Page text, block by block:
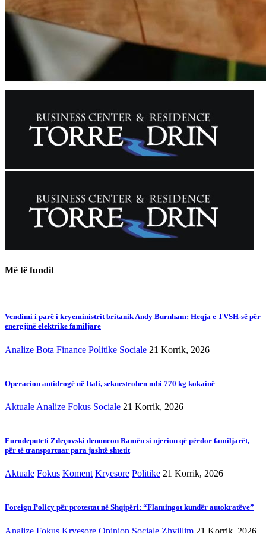
Më të fundit
Vendimi i parë i kryeministrit britanik Andy Burnham: Heqja e TVSH-së për
energjinë elektrike familjare
Analize Bota Finance Politike Sociale 21 Korrik, 2026
Operacion antidrogë në Itali, sekuestrohen mbi 770 kg kokainë
Aktuale Analize Fokus Sociale 21 Korrik, 2026
Eurodeputeti Zdeçovski denoncon Ramën si njeriun që përdor familjarët,
për të transportuar para jashtë shtetit
Aktuale Fokus Koment Kryesore Politike 21 Korrik, 2026
Foreign Policy për protestat në Shqipëri: “Flamingot kundër autokratëve”
Analize Fokus Kryesore Opinion Sociale Zhvillim 21 Korrik, 2026